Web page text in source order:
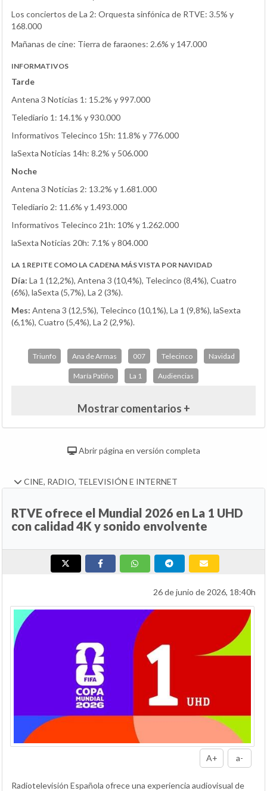
Los conciertos de La 2: Orquesta sinfónica de RTVE: 3.5% y
168.000
Mañanas de cine: Tierra de faraones: 2.6% y 147.000
INFORMATIVOS
Tarde
Antena 3 Noticias 1: 15.2% y 997.000
Telediario 1: 14.1% y 930.000
Informativos Telecinco 15h: 11.8% y 776.000
laSexta Noticias 14h: 8.2% y 506.000
Noche
Antena 3 Noticias 2: 13.2% y 1.681.000
Telediario 2: 11.6% y 1.493.000
Informativos Telecinco 21h: 10% y 1.262.000
laSexta Noticias 20h: 7.1% y 804.000
LA 1 REPITE COMO LA CADENA MÁS VISTA POR NAVIDAD
Día: La 1 (12,2%), Antena 3 (10,4%), Telecinco (8,4%), Cuatro
(6%), laSexta (5,7%), La 2 (3%).
Mes: Antena 3 (12,5%), Telecinco (10,1%), La 1 (9,8%), laSexta
(6,1%), Cuatro (5,4%), La 2 (2,9%).
Triunfo Ana de Armas 007 Telecinco Navidad
María Patiño La 1 Audiencias
Mostrar comentarios +
Abrir página en versión completa
CINE, RADIO, TELEVISIÓN E INTERNET
RTVE ofrece el Mundial 2026 en La 1 UHD
con calidad 4K y sonido envolvente
26 de junio de 2026, 18:40h
A+ a-
Radiotelevisión Española ofrece una experiencia audiovisual de